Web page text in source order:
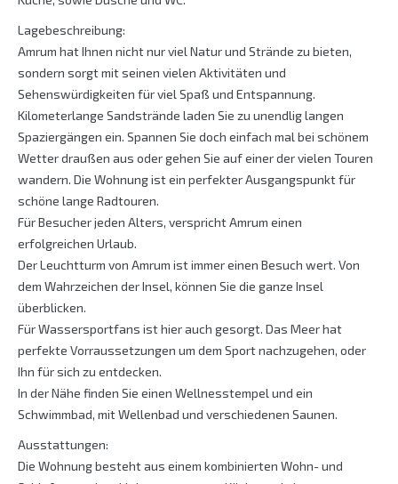
Lagebeschreibung:
Amrum hat Ihnen nicht nur viel Natur und Strände zu bieten,
sondern sorgt mit seinen vielen Aktivitäten und
Sehenswürdigkeiten für viel Spaß und Entspannung.
Kilometerlange Sandstrände laden Sie zu unendlig langen
Spaziergängen ein. Spannen Sie doch einfach mal bei schönem
Wetter draußen aus oder gehen Sie auf einer der vielen Touren
wandern. Die Wohnung ist ein perfekter Ausgangspunkt für
schöne lange Radtouren.
Für Besucher jeden Alters, verspricht Amrum einen
erfolgreichen Urlaub.
Der Leuchtturm von Amrum ist immer einen Besuch wert. Von
dem Wahrzeichen der Insel, können Sie die ganze Insel
überblicken.
Für Wassersportfans ist hier auch gesorgt. Das Meer hat
perfekte Vorraussetzungen um dem Sport nachzugehen, oder
Ihn für sich zu entdecken.
In der Nähe finden Sie einen Wellnesstempel und ein
Schwimmbad, mit Wellenbad und verschiedenen Saunen.
Ausstattungen:
Die Wohnung besteht aus einem kombinierten Wohn- und